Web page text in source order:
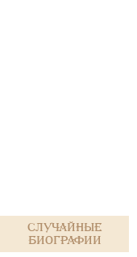
Случайные
биографии